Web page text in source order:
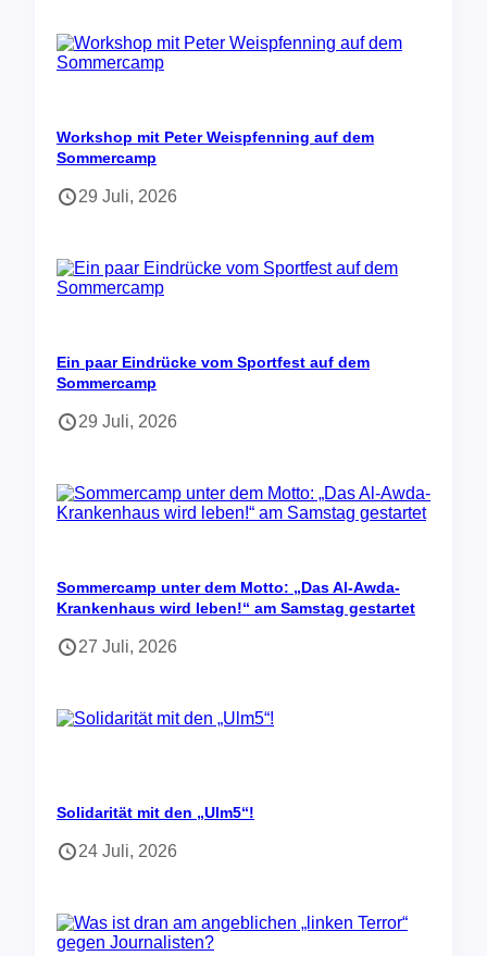
Workshop mit Peter Weispfenning auf dem
Sommercamp
29 Juli, 2026
Ein paar Eindrücke vom Sportfest auf dem
Sommercamp
29 Juli, 2026
Sommercamp unter dem Motto: „Das Al-Awda-
Krankenhaus wird leben!“ am Samstag gestartet
27 Juli, 2026
Solidarität mit den „Ulm5“!
24 Juli, 2026